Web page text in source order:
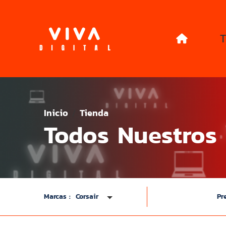
Inicio Tienda
Todos
Marcas : Corsair